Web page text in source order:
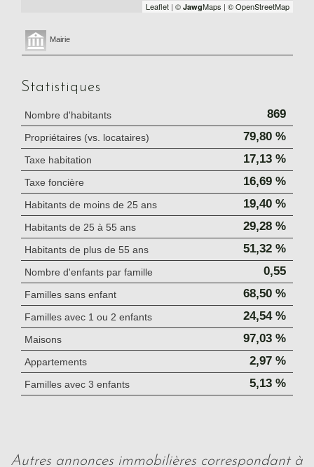
Leaflet | © JawgMaps | © OpenStreetMap
Mairie
Statistiques
Nombre d'habitants 869
Propriétaires (vs. locataires) 79,80 %
Taxe habitation 17,13 %
Taxe foncière 16,69 %
Habitants de moins de 25 ans 19,40 %
Habitants de 25 à 55 ans 29,28 %
Habitants de plus de 55 ans 51,32 %
Nombre d'enfants par famille 0,55
Familles sans enfant 68,50 %
Familles avec 1 ou 2 enfants 24,54 %
Maisons 97,03 %
Appartements 2,97 %
Familles avec 3 enfants 5,13 %
autres annonces immobilières correspondant à